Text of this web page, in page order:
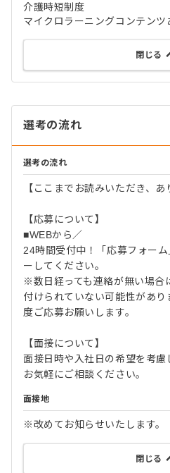
介護時短制度
マイクロラーニングコンテンツ
閉じる
選考の流れ
選考の流れ
【ここまでお読みいただき、あ
【応募について】
■WEBから／
24時間受付中！「応募フォー
ーしてください。
※数日経っても連絡が無い場合
付けられていない可能性があ
度ご応募お願いします。
【面接について】
面接日時や入社日の希望を考慮
お気軽にご相談ください。
面接地
※改めてお知らせいたします。
閉じる